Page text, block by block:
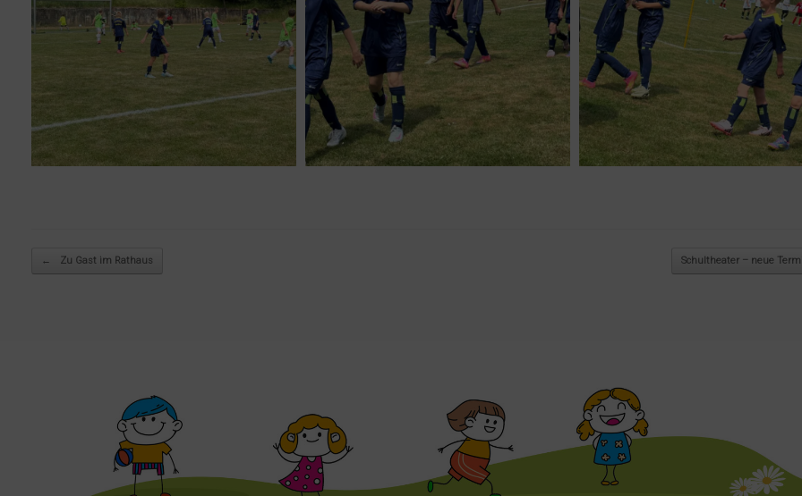
Beitragsnavigation
← Zu Gast im Rathaus Schultheater – neue